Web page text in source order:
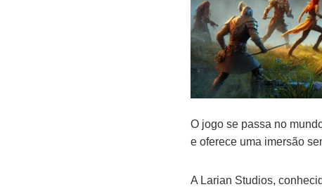
O jogo se passa no
e oferece uma imersão
A Larian Studios,